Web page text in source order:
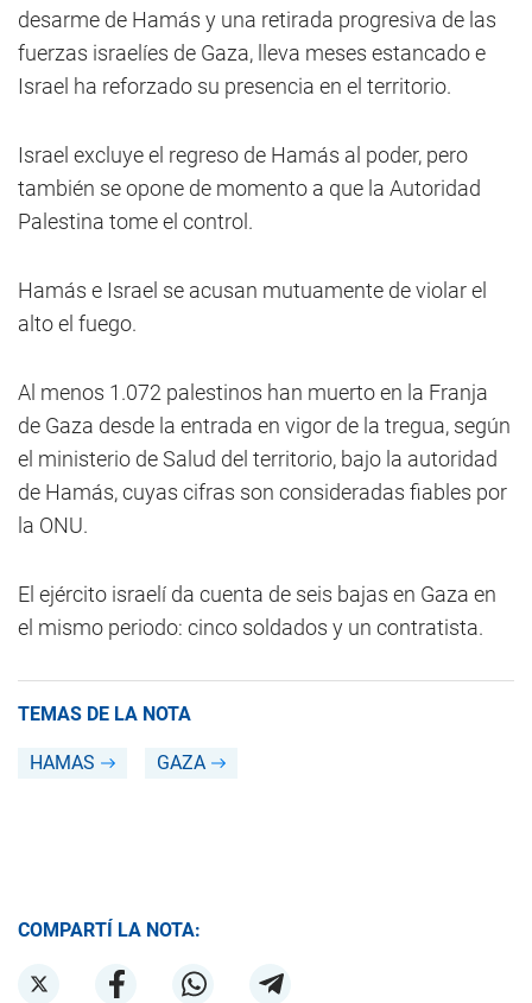
desarme de Hamás y una retirada progresiva de las
fuerzas israelíes de Gaza, lleva meses estancado e
Israel ha reforzado su presencia en el territorio.
Israel excluye el regreso de Hamás al poder, pero
también se opone de momento a que la Autoridad
Palestina tome el control.
Hamás e Israel se acusan mutuamente de violar el
alto el fuego.
Al menos 1.072 palestinos han muerto en la Franja
de Gaza desde la entrada en vigor de la tregua, según
el ministerio de Salud del territorio, bajo la autoridad
de Hamás, cuyas cifras son consideradas fiables por
la ONU.
El ejército israelí da cuenta de seis bajas en Gaza en
el mismo periodo: cinco soldados y un contratista.
TEMAS DE LA NOTA
HAMAS GAZA
COMPARTÍ LA NOTA: